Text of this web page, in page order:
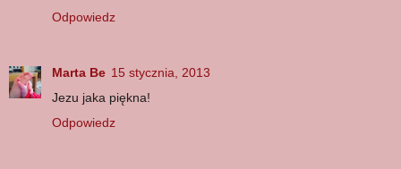
Odpowiedz
Marta Be 15 stycznia, 2013
Jezu jaka piękna!
Odpowiedz